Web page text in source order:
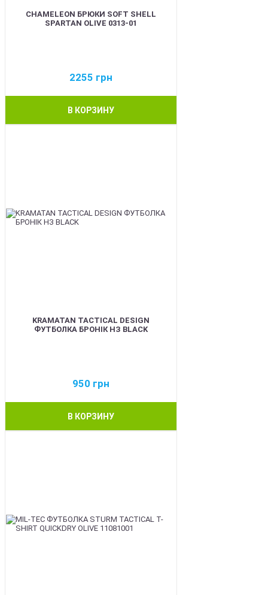
CHAMELEON БРЮКИ SOFT SHELL
SPARTAN OLIVE 0313-01
2255 грн
В КОРЗИНУ
KRAMATAN TACTICAL DESIGN
ФУТБОЛКА БРОНІК НЗ BLACK
950 грн
В КОРЗИНУ